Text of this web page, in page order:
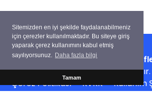
Sitemizden en iyi şekilde faydalanabilmeniz
için çerezler kullanılmaktadır. Bu siteye giriş
yaparak çerez kullanımını kabul etmiş
sayılıyorsunuz. Daha fazla bilgi
Tamam
Copyright ©Su Ürünleri
Tüm hakları saklıdır.
Çerez Politikası•KVKK•Kullanım